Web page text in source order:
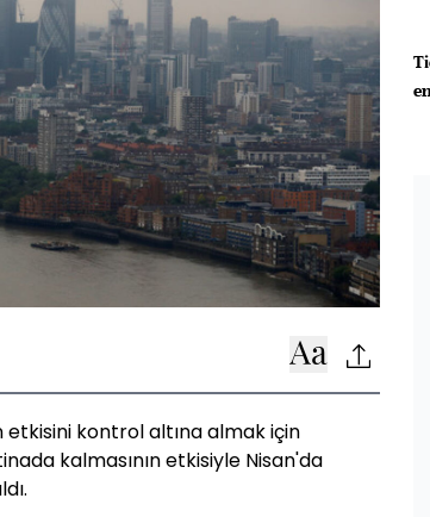
kontrol altına almak için
kalmasının etkisiyle Nisan'da